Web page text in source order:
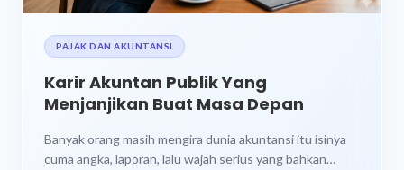
PAJAK DAN AKUNTANSI
Karir Akuntan Publik Yang
Menjanjikan Buat Masa Depan
Banyak orang masih mengira dunia akuntansi itu isinya
cuma angka, laporan, lalu wajah serius yang bahkan